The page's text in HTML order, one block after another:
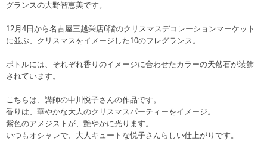
グランスの大野智恵美です。
12月4日から名古屋三越栄店6階のクリスマスデコレーションマーケット
に並ぶ、クリスマスをイメージした10のフレグランス。
ボトルには、それぞれ香りのイメージに合わせたカラーの天然石が装飾
されています。
こちらは、講師の中川悦子さんの作品です。
香りは、華やかな大人のクリスマスパーティーをイメージ。
紫色のアメジストが、艶やかに光ります。
いつもオシャレで、大人キュートな悦子さんらしい仕上がりです。